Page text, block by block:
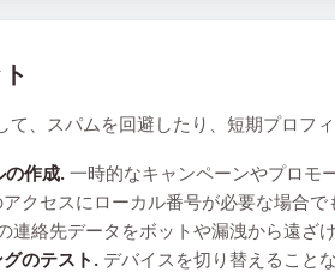
、スパムを回避したり、短期プロフ
作成. 一時的なキャンペーンやプロモ
クセスにローカル番号が必要な場合で
連絡先データをボットや漏洩から遠ざけ
のテスト. デバイスを切り替えること